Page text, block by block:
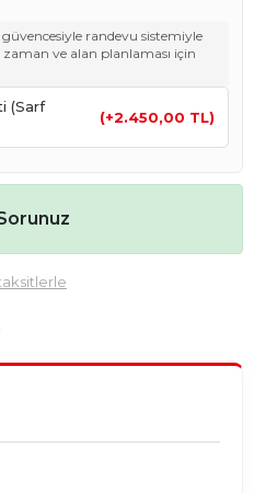
randevu sistemiyle
ve alan planlaması için
(Sarf
(+2.450,00 TL)